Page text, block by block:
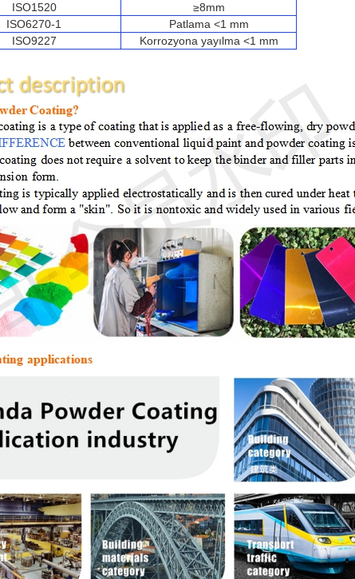
ISO1520
≥8mm
ISO6270-1
Patlama <1 mm
ISO9227 Korrozyona yayılma <1 mm